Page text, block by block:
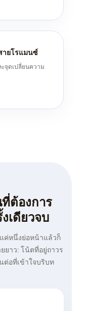
ายโรแมนซ์
จุดเปลี่ยนความ
ต้องการ
เดียวจบ
ค่หนึ่งย่อหน้าแล้วก็
ยาว: โน้ตที่อยู่ถาวร
ต่อที่เข้าใจบริบท